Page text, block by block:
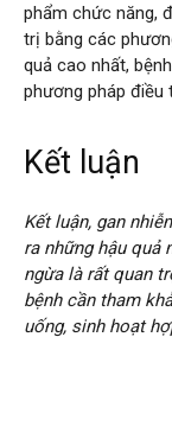
phẩm chức năng,
trị bằng các
quả cao nhất,
phương pháp điều
Kết luận
Kết luận, gan
ra những hậu quả
ngừa là rất quan
bệnh cần tham
uống, sinh hoạt